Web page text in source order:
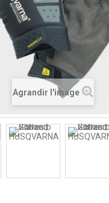
Agrandir l'image